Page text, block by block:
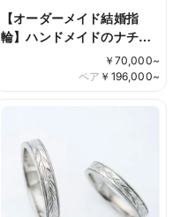
【オーダーメイド結婚指
輪】ハンドメイドのナチュ
￥ 70,000~
￥ 196,000~
ペア